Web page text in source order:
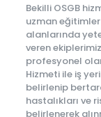
Bekilli OSGB
uzman eğitimler
alanlarında
veren
profesyonel
Hizmeti ile iş
belirlenip
hastalıkları ve
belirlenerek